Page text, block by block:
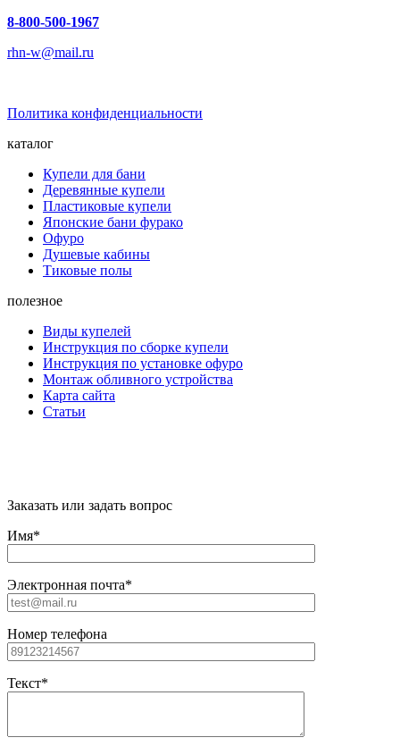
8-800-500-1967
rhn-w@mail.ru
Политика конфиденциальности
каталог
Купели для бани
Деревянные купели
Пластиковые купели
Японские бани фурако
Офуро
Душевые кабины
Тиковые полы
полезное
Виды купелей
Инструкция по сборке купели
Инструкция по установке офуро
Монтаж обливного устройства
Карта сайта
Статьи
Заказать или задать вопрос
Имя*
Электронная почта*
Номер телефона
Текст*